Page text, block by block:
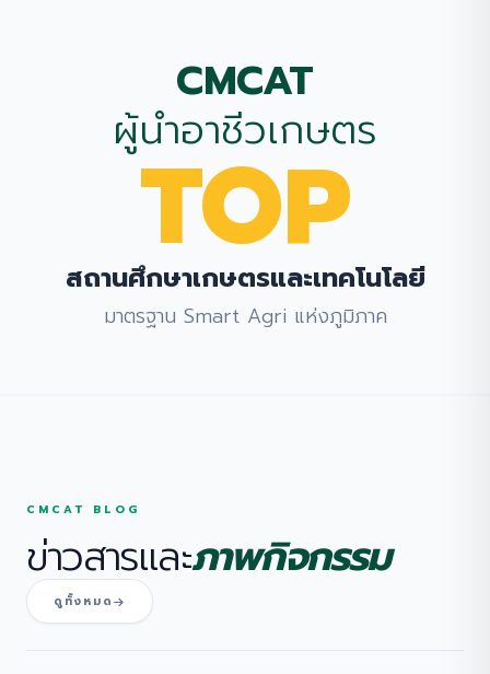
CMCAT
ผู้นำอาชีวเกษตร
TOP
สถานศึกษาเกษตรและเทคโนโลยี
มาตรฐาน Smart Agri แห่งภูมิภาค
CMCAT BLOG
ข่าวสารและภาพกิจกรรม
ดูทั้งหมด